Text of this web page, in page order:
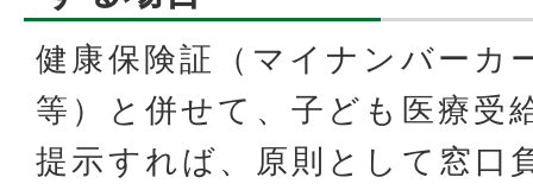
健康保険証（マイナンバーカ
等）と併せて、子ども医療受
提示すれば、原則として窓口